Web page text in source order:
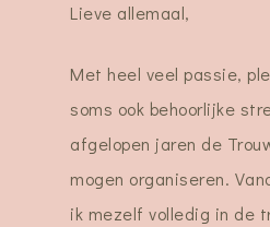
Lieve allemaal,
Met heel veel passie,
soms ook behoorlijke
afgelopen jaren de
mogen organiseren.
ik mezelf volledig in de